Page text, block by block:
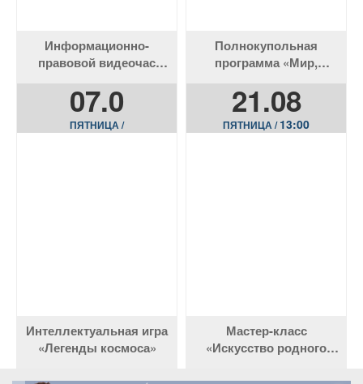
Информационно-
правовой видеочас
символ славы»
Полнокупольная
программа «Мир,
07.0
ПЯТНИЦА /
Интеллектуальная игра
«Легенды космоса»
21.08
ПЯТНИЦА /13:00
Мастер-класс
«Искусство родного